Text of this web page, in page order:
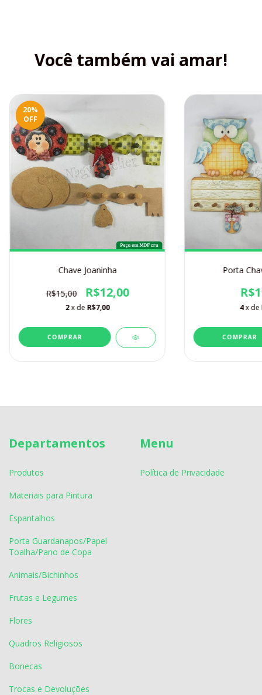
Você também vai amar!
20%
OFF
Chave Joaninha
R$15,00 R$12,00
2x de R$7,00
Porta
4x de
Departamentos
Produtos
Materiais para Pintura
Espantalhos
Porta Guardanapos/Papel
Toalha/Pano de Copa
Animais/Bichinhos
Frutas e Legumes
Flores
Quadros Religiosos
Bonecas
Trocas e Devoluções
Menu
Política de Privacidade